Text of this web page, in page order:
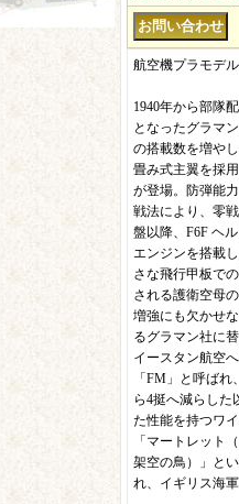
航空機プラモデ
1940年から部隊
となったグラマ
の搭載数を増や
畳み式主翼を採
が登場。防弾能
戦法により、零
盤以降、F6F ヘ
エンジンを搭載
さな飛行甲板で
される護衛空母
増強にも欠かせ
るグラマン社に
イースタン航空
「FM」と呼ば
ら4挺へ減らした
た性能を持つワ
「マートレット
架空の鳥）」と
れ、イギリス海